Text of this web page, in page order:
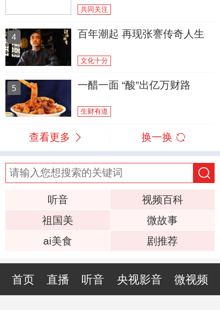
共同关注
4 百年潮起 再现张謇传奇人生
文化十分
5 一醋一面 “酸”出亿万财路
生财有道
查看更多 换一换
听音
视频百科
祖国美
微故事
ai美食
剧推荐
首页 直播 听音 央视影音 微视频